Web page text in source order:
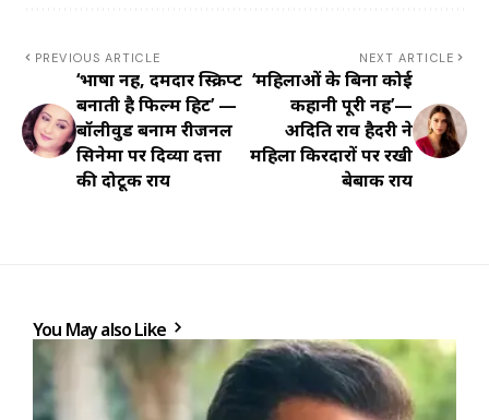
PREVIOUS ARTICLE
‘भाषा नहीं, दमदार स्क्रिप्ट
बनाती है फिल्म हिट’ —
बॉलीवुड बनाम रीजनल
सिनेमा पर दिव्या दत्ता
की दोटूक राय
NEXT ARTICLE
‘महिलाओं के बिना कोई
कहानी पूरी नहीं’—
अदिति राव हैदरी ने
महिला किरदारों पर रखी
बेबाक राय
You May also Like